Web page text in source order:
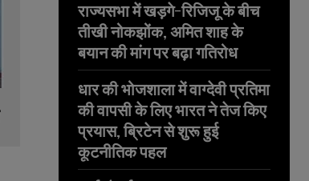
राज्यसभा में खड़गे-रिजिजू के बीच
तीखी नोकझोंक, अमित शाह के
बयान की मांग पर बढ़ा गतिरोध
धार की भोजशाला में वाग्देवी प्रतिमा
की वापसी के लिए भारत ने तेज किए
प्रयास, ब्रिटेन से शुरू हुई
कूटनीतिक पहल